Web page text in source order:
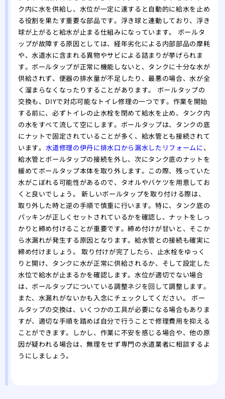
給
賃
ク内に水を供給し、水位が一定に達すると自動的に給水を止め
る役割を果たす重要な部品です。浮き球と連動しており、浮き
球が上がると給水が止まる仕組みになっています。 ボールタ
ップが故障する原因としては、経年劣化による内部部品の摩耗
や、水道水に含まれる異物やサビによる詰まりが挙げられま
す。ボールタップが正常に機能しないと、タンクに十分な水が
供給されず、便器の排水量が不足したり、最悪の場合、水が全
く溜まらなくなったりすることがあります。 ボールタップの
交換も、DIYで対応可能なトイレ修理の一つです。作業を開始
する前に、必ずトイレの止水栓を閉めて給水を止め、タンク内
の水をすべて流して空にします。ボールタップは、タンクの底
にナットで固定されていることが多く、給水管とも接続されて
います。 水道修理の伊丹に排水口から漏水したリフォームに、
給水管とボールタップの接続を外し、次にタンク底のナットを
緩めてボールタップ本体を取り外します。この際、残っていた
水がこぼれる可能性があるので、タオルやバケツを用意してお
くと良いでしょう。 新しいボールタップを取り付ける際は、
取り外した時と逆の手順で慎重に行います。特に、タンク底の
パッキンが正しくセットされているかを確認し、ナットをしっ
かりと締め付けることが重要です。締め付けが甘いと、そこか
ら水漏れが発生する原因となります。給水管との接続も確実に
締め付けましょう。 取り付けが完了したら、止水栓をゆっく
りと開け、タンクに水が正常に供給されるか、そして設定した
水位で給水が止まるかを確認します。水位が適切でない場合
は、ボールタップについている調整ネジを回して調整します。
また、水漏れがないかも入念にチェックしてください。 ボー
ルタップの交換は、いくつかの工具が必要になる場合もありま
すが、適切な手順を踏めば自分で行うことで修理費用を抑える
ことができます。しかし、作業に不安を感じる場合や、他の原
因が疑われる場合は、無理をせず専門の水道業者に相談するよ
うにしましょう。